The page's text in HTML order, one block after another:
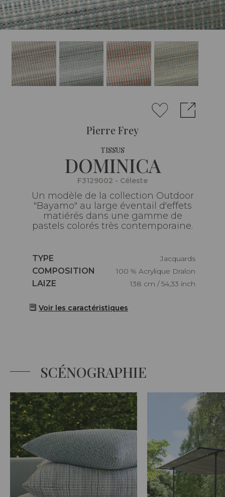
Pierre Frey
TISSUS
DOMINICA
F3129002 - Céleste
Un modèle de la collection Outdoor
"Bayamo" au large éventail d'effets
matiérés dans une gamme de
pastels colorés très contemporaine.
Caractéristiques
TYPE
Jacquards
Caractéristiques
COMPOSITION
100 % Acrylique Dralon
Caractéristiques
LAIZE 138 cm / 54,33 inch
Voir les caractéristiques
SCÉNOGRAPHIE